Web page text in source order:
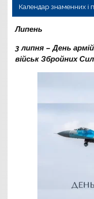
Календар знаменних і
Липень
3 липня – День
військ Збройних